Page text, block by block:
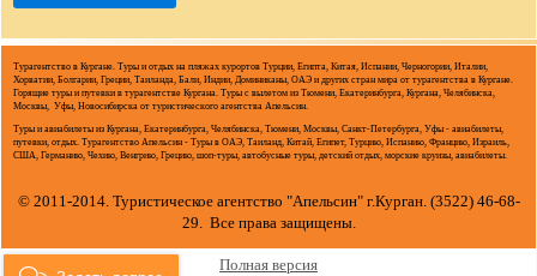
Турагентство в Кургане. Туры и отдых на пляжах курортов Турции, Египта, Китая, Испании, Черногории, Италии,
Хорватии, Болгарии, Греции, Таиланда, Бали, Индии, Доминиканы, ОАЭ и других стран мира от турагентства в Кургане.
Горящие туры и путевки в турагентстве Кургана. Туры с вылетом из Тюмени, Екатеринбурга, Кургана, Челябинска,
Москвы, Уфы, Новосибирска от туристического агентства Апельсин.
Туры и авиабилеты из Кургана, Екатеринбурга, Челябинска, Тюмени, Москвы, Санкт-Петербурга, Уфы - авиабилеты,
путевки, отдых. Турагентство Апельсин - Туры в ОАЭ, Таиланд, Китай, Египет, Турцию, Испанию, Францию, Израиль,
США, Германию, Чехию, Венгрию, Грецию, шоп-туры, автобусные туры, детский отдых, морские круизы, авиабилеты.
© 2011-2014. Туристическое агентство "Апельсин" г.Курган. (3522) 46-68-
29. Все права защищены.
Полная версия